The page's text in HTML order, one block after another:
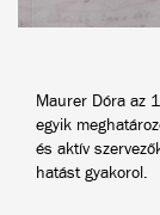
Maurer Dóra az
egyik
és aktív
hatást gyakorol.